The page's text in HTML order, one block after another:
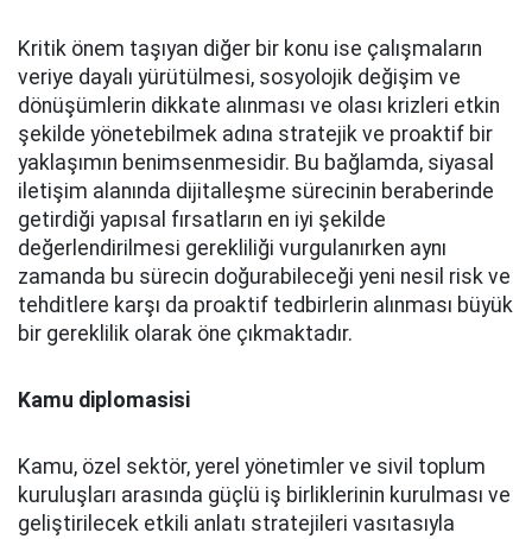
Kritik önem taşıyan diğer bir konu ise çalışmaların
veriye dayalı yürütülmesi, sosyolojik değişim ve
dönüşümlerin dikkate alınması ve olası krizleri etkin
şekilde yönetebilmek adına stratejik ve proaktif bir
yaklaşımın benimsenmesidir. Bu bağlamda, siyasal
iletişim alanında dijitalleşme sürecinin beraberinde
getirdiği yapısal fırsatların en iyi şekilde
değerlendirilmesi gerekliliği vurgulanırken aynı
zamanda bu sürecin doğurabileceği yeni nesil risk ve
tehditlere karşı da proaktif tedbirlerin alınması büyük
bir gereklilik olarak öne çıkmaktadır.
Kamu diplomasisi
Kamu, özel sektör, yerel yönetimler ve sivil toplum
kuruluşları arasında güçlü iş birliklerinin kurulması ve
geliştirilecek etkili anlatı stratejileri vasıtasıyla